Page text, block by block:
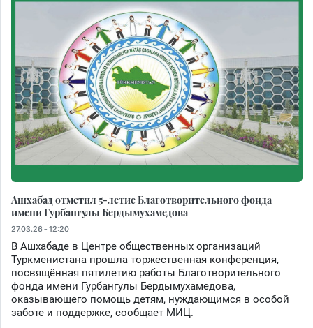
Ашхабад отметил 5-летие Благотворительного фонда
имени Гурбангулы Бердымухамедова
27.03.26 - 12:20
В Ашхабаде в Центре общественных организаций
Туркменистана прошла торжественная конференция,
посвящённая пятилетию работы Благотворительного
фонда имени Гурбангулы Бердымухамедова,
оказывающего помощь детям, нуждающимся в особой
заботе и поддержке, сообщает МИЦ.